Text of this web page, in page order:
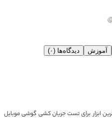
آموزش
دیدگاه‌ها (۰)
و پاور مستقیم ایفون 4 تا 6 بهترین ابزار برای تست جریان کشی گوشی موبایل